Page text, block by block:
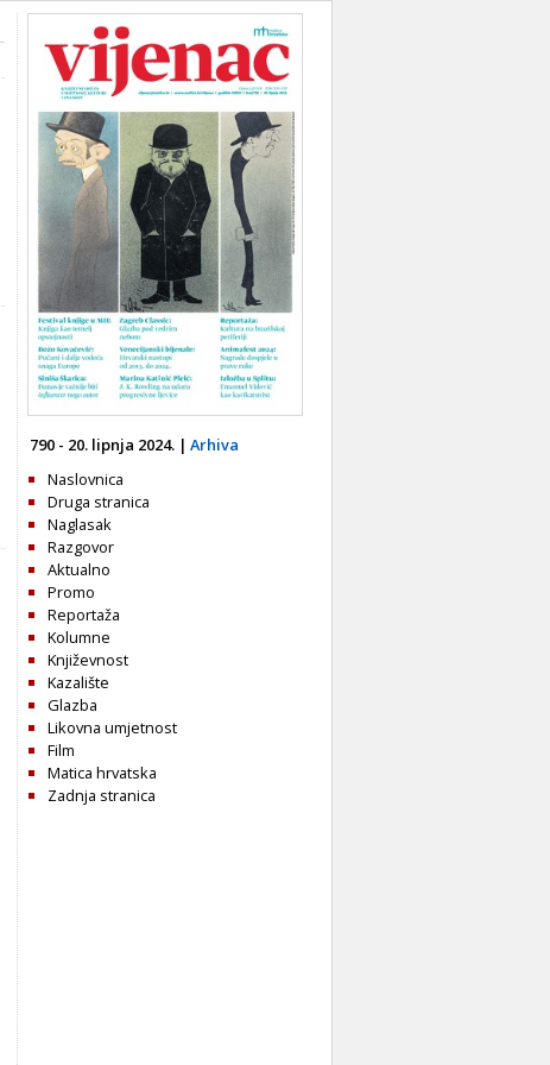
790 - 20. lipnja 2024. | Arhiva
Naslovnica
Druga stranica
Naglasak
Razgovor
Aktualno
Promo
Reportaža
Kolumne
Književnost
Kazalište
Glazba
Likovna umjetnost
Film
Matica hrvatska
Zadnja stranica